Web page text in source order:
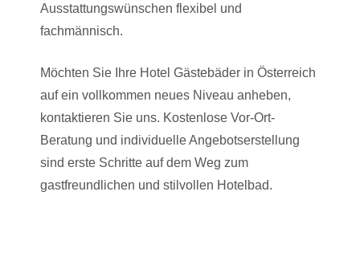
Ausstattungswünschen flexibel und
fachmännisch.
Möchten Sie Ihre Hotel Gästebäder in Österreich
auf ein vollkommen neues Niveau anheben,
kontaktieren Sie uns. Kostenlose Vor-Ort-
Beratung und individuelle Angebotserstellung
sind erste Schritte auf dem Weg zum
gastfreundlichen und stilvollen Hotelbad.